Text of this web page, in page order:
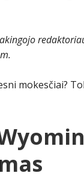
mokesčiai?